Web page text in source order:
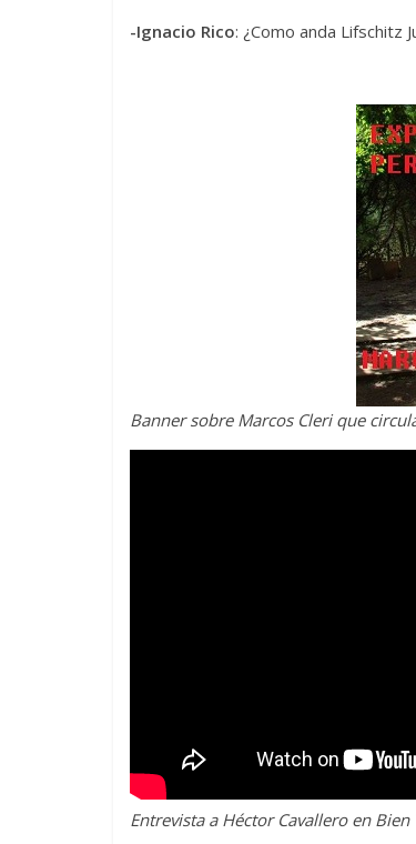
-Ignacio Rico: ¿Como anda Lifschitz
Banner sobre Marcos Cleri que
Entrevista a Héctor Cavallero en